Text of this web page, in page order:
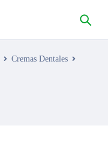
Cremas Dentales